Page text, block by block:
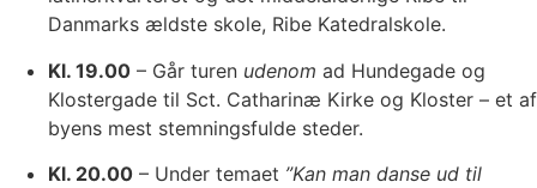
Danmarks ældste skole, Ribe Katedralskole.
Kl. 19.00 – Går turen udenom ad Hundegade og
Klostergade til Sct. Catharinæ Kirke og Kloster – et af
byens mest stemningsfulde steder.
Kl. 20.00 – Under temaet ”Kan man danse ud til